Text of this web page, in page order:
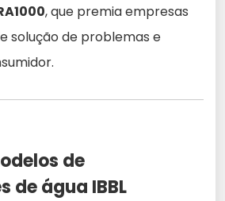
, que premia empresas
solução de problemas e
de
de água IBBL